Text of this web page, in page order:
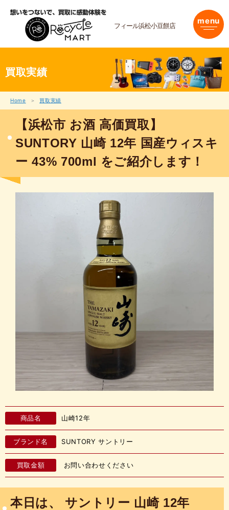
フィール浜松小豆餅店 menu
買取実績
Home 買取実績
【浜松市 お酒 高価買取】
SUNTORY 山崎 12年 国産ウィスキ
ー 43% 700ml をご紹介します！
商品名 山崎12年
ブランド名 SUNTORY サントリー
買取金額 お問い合わせください
本日は、 サントリー 山崎 12年